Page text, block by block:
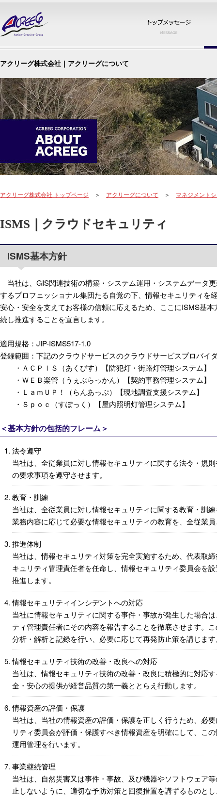
アクリーグ株式会社｜アクリーグについて
アクリーグ株式会社 トップページ ＞ アクリーグについて ＞ マネジメント
ISMS｜クラウドセキュリティ
ISMS基本方針
当社は、GIS関連技術の構築・システム運用・システムデータ
するプロフェッショナル集団たる自覚の下、情報セキュリティを
安心・安全を支えてお客様の信頼に応えるため、ここにISMS基
続し推進することを宣言します。
適用規格：JIP-ISMS517-1.0
登録範囲：下記のクラウドサービスのクラウドサービスプロバイ
ＡＣＰＩＳ（あくぴす）【防犯灯・街路灯管理システム】
ＷＥＢ楽管（うぇぶらっかん）【契約事務管理システム】
ＬａｍＵＰ！（らんあっぷ）【現地調査支援システム】
Ｓｐｏｃ（すぽっく）【屋内照明灯管理システム】
＜基本方針の包括的フレーム＞
法令遵守
当社は、全従業員に対し情報セキュリティに関する法令・規
の要求事項を遵守させます。
教育・訓練
当社は、全従業員に対し情報セキュリティに関する教育・訓
業務内容に応じて必要な情報セキュリティの教育を、全従業
推進体制
当社は、情報セキュリティ対策を完全実施するため、代表取
キュリティ管理責任者を任命し、情報セキュリティ委員会を
推進します。
情報セキュリティインシデントへの対応
当社に情報セキュリティに関する事件・事故が発生した場合
ティ管理責任者にその内容を報告することを徹底させます。
分析・解析と記録を行い、必要に応じて再発防止策を講じま
情報セキュリティ技術の改善・改良への対応
当社は、情報セキュリティ技術の改善・改良に積極的に対応
全・安心の提供が経営品質の第一義ととらえ行動します。
情報資産の評価・保護
当社は、当社の情報資産の評価・保護を正しく行うため、必
リティ委員会が評価・保護すべき情報資産を明確にして、こ
運用管理を行います。
事業継続管理
当社は、自然災害又は事件・事故、及び機器やソフトウェア
止しないように、適切な予防対策と回復措置を講ずるものと